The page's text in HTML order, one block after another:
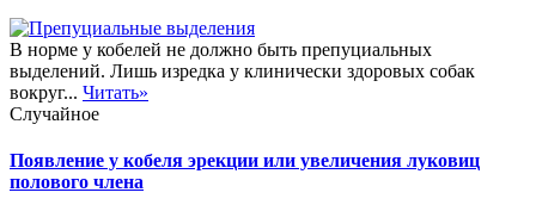
В норме у кобелей не должно быть препуциальных
выделений. Лишь изредка у клинически здоровых собак
вокруг... Читать»
Случайное
Появление у кобеля эрекции или увеличения луковиц
полового члена